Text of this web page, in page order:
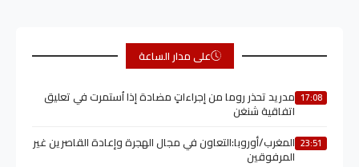
على مدار الساعة
17:08 مدريد تحذر روما من إجراءاتٍ مضادة إذا اُستمرت في تعليق
اتفاقية شنغن
23:51 المغرب/أوروبا:التعاون في مجال الهجرة وإعادة القاصرين غير
المرفوقين